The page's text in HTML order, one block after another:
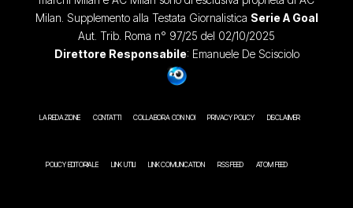
Milan. Supplemento alla Testata Giornalistica Serie A Goal
Aut. Trib. Roma n° 97/25 del 02/10/2025
Direttore Responsabile: Emanuele De Scisciolo
LA REDAZIONE CONTATTI COLLABORA CON NOI PRIVACY POLICY DISCLAIMER
POLICY EDITORIALE LINK UTILI LINK COMUNICATION RSS FEED ATOM FEED